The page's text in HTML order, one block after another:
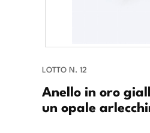
LOTTO N. 12
Anello in oro
un opale